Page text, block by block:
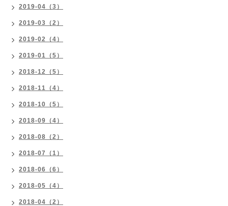
2019-04（3）
2019-03（2）
2019-02（4）
2019-01（5）
2018-12（5）
2018-11（4）
2018-10（5）
2018-09（4）
2018-08（2）
2018-07（1）
2018-06（6）
2018-05（4）
2018-04（2）